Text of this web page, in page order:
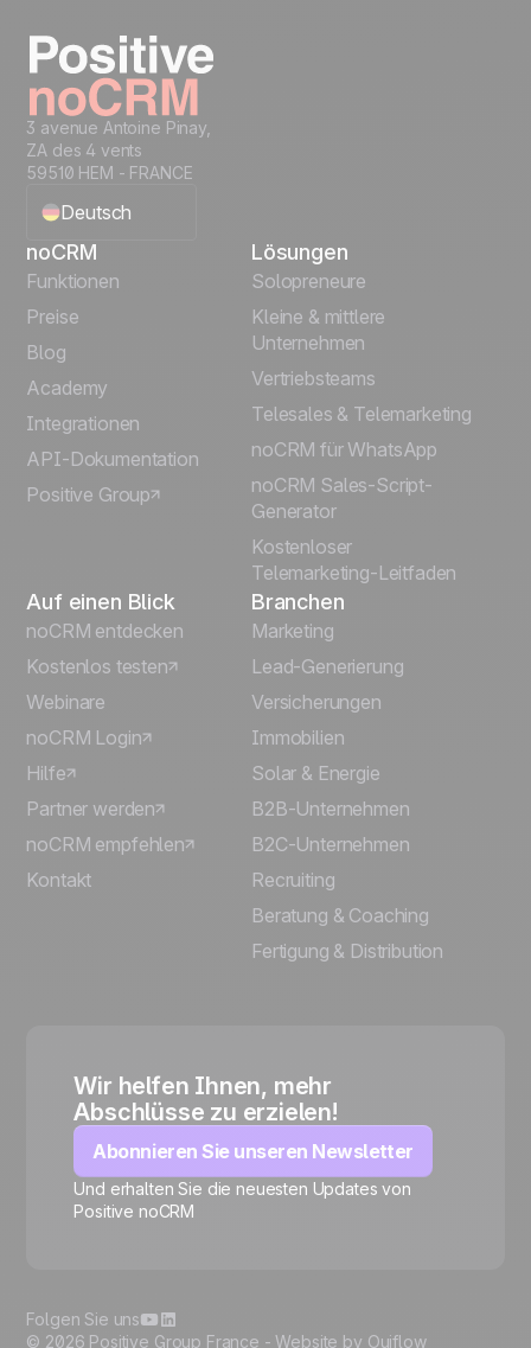
3 avenue Antoine Pinay,
ZA des 4 vents
59510 HEM - FRANCE
Deutsch
English
Español
Português
Italiano
noCRM
Funktionen
Preise
Blog
Academy
Integrationen
API-Dokumentation
Positive Group
Lösungen
Solopreneure
Kleine & mittlere
Unternehmen
Vertriebsteams
Telesales & Telemarketing
noCRM für WhatsApp
noCRM Sales-Script-
Generator
Kostenloser
Telemarketing-Leitfaden
Auf einen Blick
noCRM entdecken
Kostenlos testen
Webinare
noCRM Login
Hilfe
Partner werden
noCRM empfehlen
Kontakt
Branchen
Marketing
Lead-Generierung
Versicherungen
Immobilien
Solar & Energie
B2B-Unternehmen
B2C-Unternehmen
Recruiting
Beratung & Coaching
Fertigung & Distribution
Wir helfen Ihnen, mehr
Abschlüsse zu erzielen!
Abonnieren Sie unseren Newsletter
Und erhalten Sie die neuesten Updates von
Positive noCRM
© 2026 Positive Group France -Website by Ouiflow
Folgen Sie uns